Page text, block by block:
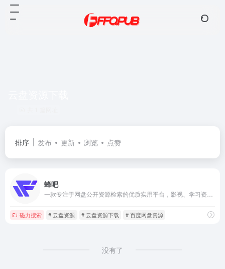
排序 发布 更新 浏览 点赞
蜂吧
磁力搜索 # 云盘资源 # 云盘资源下载 # 百度网盘资源
没有了